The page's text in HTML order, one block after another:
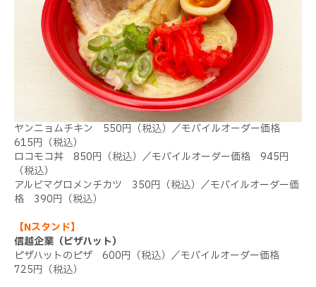
ヤンニョムチキン 550円（税込）／モバイルオーダー価格
615円（税込）
ロコモコ丼 850円（税込）／モバイルオーダー価格 945円
（税込）
アルビマグロメンチカツ 350円（税込）／モバイルオーダー価
格 390円（税込）
【Nスタンド】
信越企業（ピザハット）
ピザハットのピザ 600円（税込）／モバイルオーダー価格
725円（税込）